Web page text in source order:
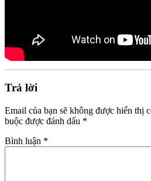
Trả lời
Email của bạn sẽ không được hiển thị
buộc được đánh dấu *
Bình luận *